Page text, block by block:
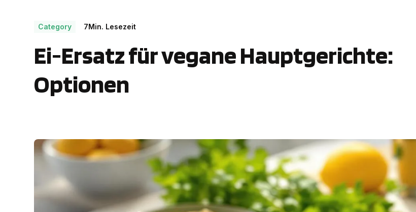
Category 7Min. Lesezeit
Ei-Ersatz für vegane Hauptgerichte:
Optionen